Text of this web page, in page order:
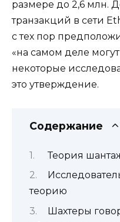
размере до 2,6 млн.
транзакций в сети
с тех пор
«на самом деле
некоторые
это утверждение.
Содержание
Теория
теорию
Шахтеры